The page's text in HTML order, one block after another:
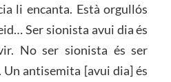
li encanta. Està orgullós
Ser sionista avui dia és
No ser sionista és ser
antisemita [avui dia] és